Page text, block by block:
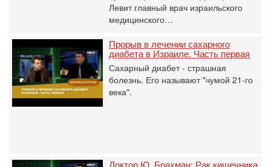
Левит главный врач израильского
медицинского…
Прорыв в лечении сахарного
диабета в Израиле. Часть первая
Сахарный диабет - страшная
болезнь. Его называют "чумой 21-го
века".
Доктор Ю. Брахман: Рак кишечника